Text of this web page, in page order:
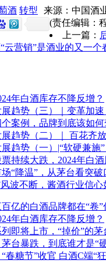
酒 转型
来源：中国酒
(责任编辑：
上一篇：
云营销”是酒业的又一个
年白酒库存不降反增？
展趋势（三）｜变革加
案例，品牌到底该如
展趋势（二）｜ 百花齐
趋势（一）|“软硬兼施”
持续大跌，2024年白
“降温”，从茅台看突破
波不断，酱酒行业信心
亿的白酒品牌都在“卷”
年白酒库存不降反增？
即将上市，“掉价”的茅
台暴跌，到底谁才是“
春糖节”收官 白酒C端“